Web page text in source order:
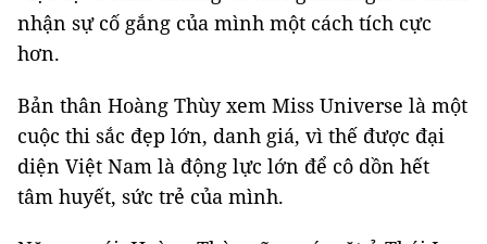
nhận sự cố gắng của mình một cách tích cực
hơn.
Bản thân Hoàng Thùy xem Miss Universe là một
cuộc thi sắc đẹp lớn, danh giá, vì thế được đại
diện Việt Nam là động lực lớn để cô dồn hết
tâm huyết, sức trẻ của mình.